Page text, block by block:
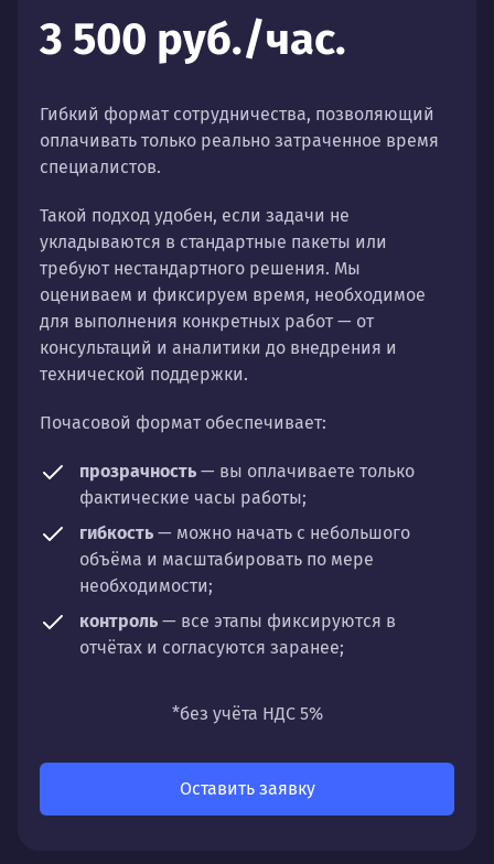
3 500 руб./час.
Гибкий формат сотрудничества, позволяющий
оплачивать только реально затраченное время
специалистов.
Такой подход удобен, если задачи не
укладываются в стандартные пакеты или
требуют нестандартного решения. Мы
оцениваем и фиксируем время, необходимое
для выполнения конкретных работ — от
консультаций и аналитики до внедрения и
технической поддержки.
Почасовой формат обеспечивает:
прозрачность — вы оплачиваете только
фактические часы работы;
гибкость — можно начать с небольшого
объёма и масштабировать по мере
необходимости;
контроль — все этапы фиксируются в
отчётах и согласуются заранее;
направлений: стратегии, настройки,
*без учёта НДС 5%
Оставить заявку